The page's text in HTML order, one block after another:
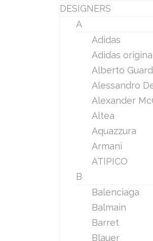
DESIGNERS
A
Adidas
Adidas
Alberto
Alessandro
Alexander
Altea
Aquazzura
Armani
ATIPICO
B
Balenciaga
Balmain
Barret
Blauer